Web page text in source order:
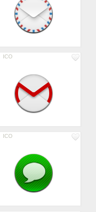
ICO
ICO